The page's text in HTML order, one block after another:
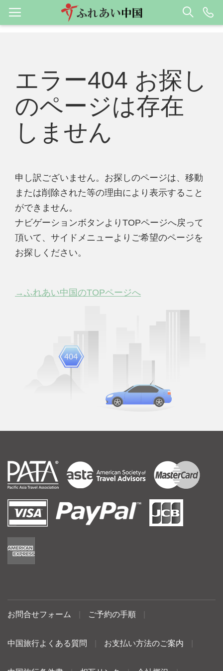
エラー404 お探し
のページは存在
しません
申し訳ございません。お探しのページは、移動
または削除された等の理由により表示すること
ができません。
ナビゲーションボタンよりTOPページへ戻って
頂いて、サイドメニューよりご希望のページを
お探しください。
→ふれあい中国のTOPページへ
お問合せフォーム ご予約の手順
中国旅行よくある質問 お支払い方法のご案内